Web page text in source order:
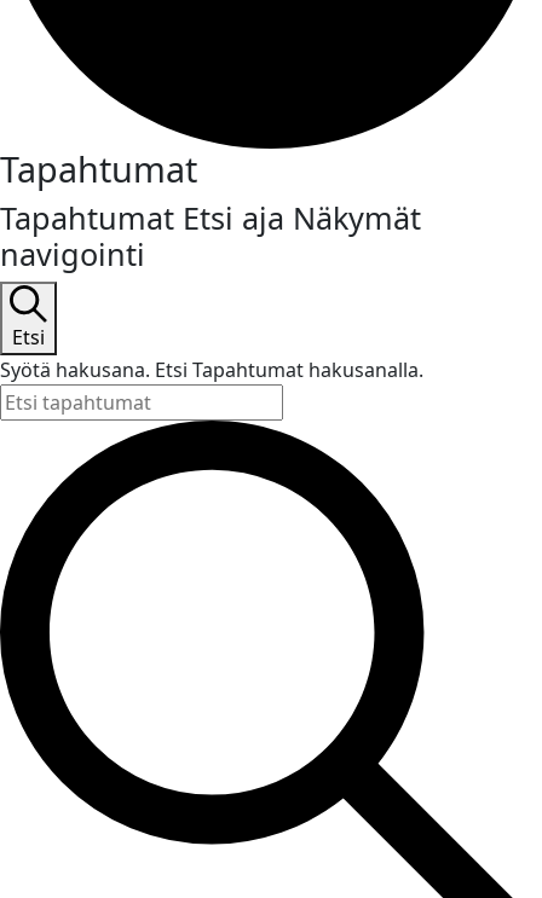
Tapahtumat
Tapahtumat Etsi aja Näkymät
navigointi
Etsi
Syötä hakusana. Etsi Tapahtumat hakusanalla.